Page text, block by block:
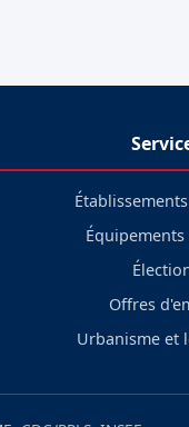
Offres
Urbanisme et